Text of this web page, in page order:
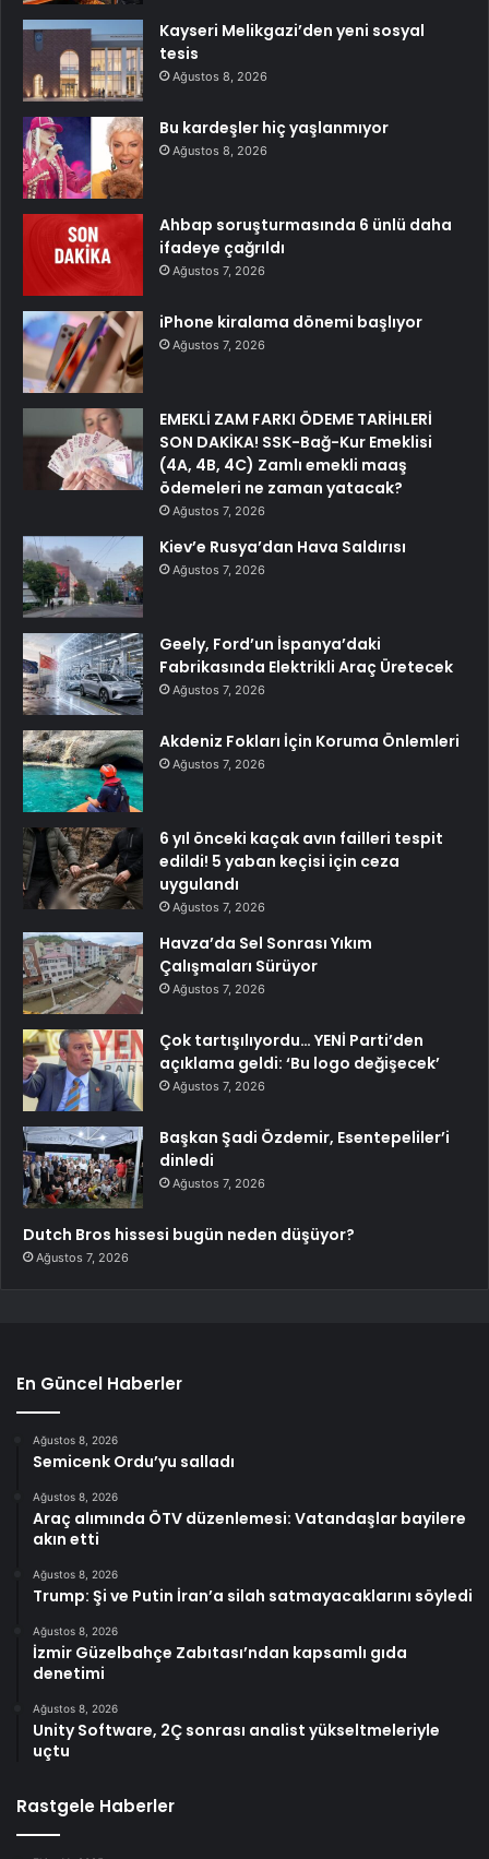
Kayseri Melikgazi’den yeni sosyal
tesis
Ağustos 8, 2026
Bu kardeşler hiç yaşlanmıyor
Ağustos 8, 2026
Ahbap soruşturmasında 6 ünlü daha
ifadeye çağrıldı
Ağustos 7, 2026
iPhone kiralama dönemi başlıyor
Ağustos 7, 2026
EMEKLİ ZAM FARKI ÖDEME TARİHLERİ
SON DAKİKA! SSK-Bağ-Kur Emeklisi
(4A, 4B, 4C) Zamlı emekli maaş
ödemeleri ne zaman yatacak?
Ağustos 7, 2026
Kiev’e Rusya’dan Hava Saldırısı
Ağustos 7, 2026
Geely, Ford’un İspanya’daki
Fabrikasında Elektrikli Araç Üretecek
Ağustos 7, 2026
Akdeniz Fokları İçin Koruma Önlemleri
Ağustos 7, 2026
6 yıl önceki kaçak avın failleri tespit
edildi! 5 yaban keçisi için ceza
uygulandı
Ağustos 7, 2026
Havza’da Sel Sonrası Yıkım
Çalışmaları Sürüyor
Ağustos 7, 2026
Çok tartışılıyordu… YENİ Parti’den
açıklama geldi: ‘Bu logo değişecek’
Ağustos 7, 2026
Başkan Şadi Özdemir, Esentepeliler’i
dinledi
Ağustos 7, 2026
Dutch Bros hissesi bugün neden düşüyor?
Ağustos 7, 2026
En Güncel Haberler
Ağustos 8, 2026
Semicenk Ordu’yu salladı
Ağustos 8, 2026
Araç alımında ÖTV düzenlemesi: Vatandaşlar bayilere
akın etti
Ağustos 8, 2026
Trump: Şi ve Putin İran’a silah satmayacaklarını söyledi
Ağustos 8, 2026
İzmir Güzelbahçe Zabıtası’ndan kapsamlı gıda
denetimi
Ağustos 8, 2026
Unity Software, 2Ç sonrası analist yükseltmeleriyle
uçtu
Rastgele Haberler